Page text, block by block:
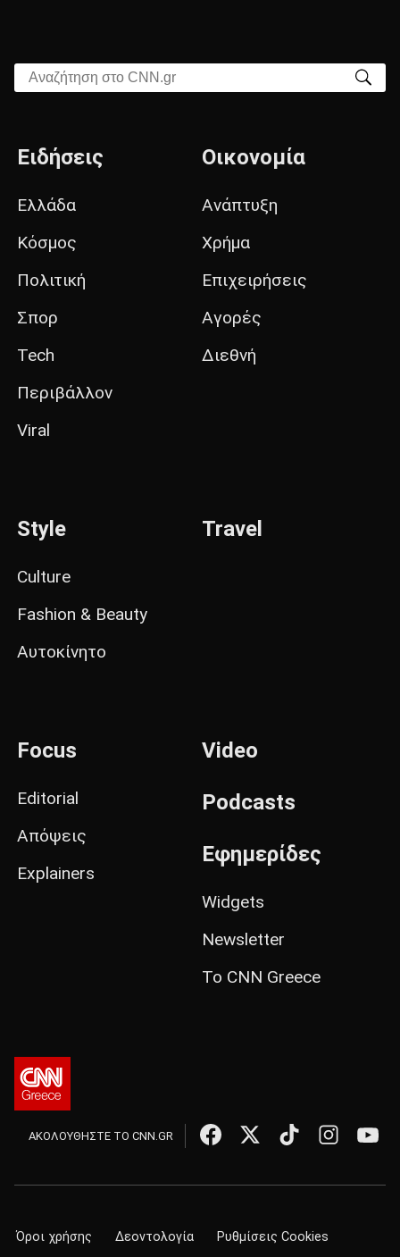
Αναζήτηση στο CNN.gr
Ειδήσεις
Ελλάδα
Κόσμος
Πολιτική
Σπορ
Tech
Περιβάλλον
Viral
Οικονομία
Ανάπτυξη
Χρήμα
Επιχειρήσεις
Αγορές
Διεθνή
Style
Culture
Fashion & Beauty
Αυτοκίνητο
Travel
Focus
Editorial
Απόψεις
Explainers
Video
Podcasts
Εφημερίδες
Widgets
Newsletter
Το CNN Greece
ΑΚΟΛΟΥΘΗΣΤΕ ΤΟ CNN.GR
Όροι χρήσης Δεοντολογία Ρυθμίσεις Cookies